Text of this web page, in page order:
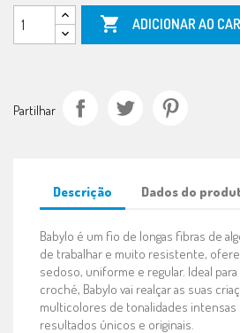
 ADICIONAR AO
Partilhar
Descrição Dados do
Babylo é um fio de longas fibras de
de trabalhar e muito resistente,
sedoso, uniforme e regular. Ideal
croché, Babylo vai realçar as suas
multicolores de tonalidades intensas
resultados únicos e originais.